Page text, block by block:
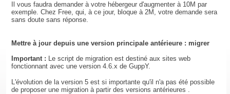
Il vous faudra demander à votre hébergeur d'augmenter à 10M par
exemple. Chez Free, qui, à ce jour, bloque à 2M, votre demande sera
sans doute sans réponse.
Mettre à jour depuis une version principale antérieure : migrer
Important : Le script de migration est destiné aux sites web
fonctionnant avec une version 4.6.x de GuppY.
L'évolution de la version 5 est si importante qu'il n'a pas été possible
de proposer une migration à partir des versions antérieures .